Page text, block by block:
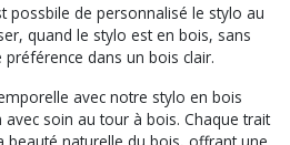
possbile de personnalisé le stylo au
quand le stylo est en bois, sans
dans un bois clair.
avec notre stylo en bois
soin au tour à bois. Chaque trait